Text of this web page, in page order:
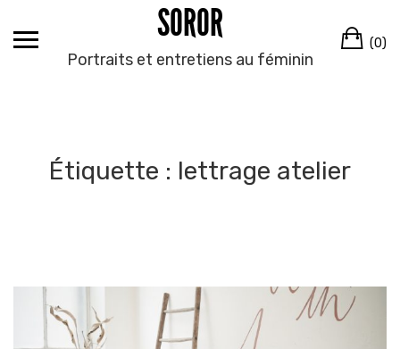
content
SOROR
Portraits et entretiens au féminin
(0)
Étiquette : lettrage atelier